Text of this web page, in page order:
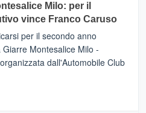
Milo: per il
vince Franco Caruso
per il secondo anno
Montesalice Milo -
dall'Automobile Club